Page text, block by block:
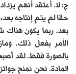
ج: لا. أعتقد أنهم
حقًا لم يتم إنتاجه
بعد. ربما يكون هناك
الأمر بفعل ذلك.
بالصورة فقط. لقد
المادة. نحن نمنح